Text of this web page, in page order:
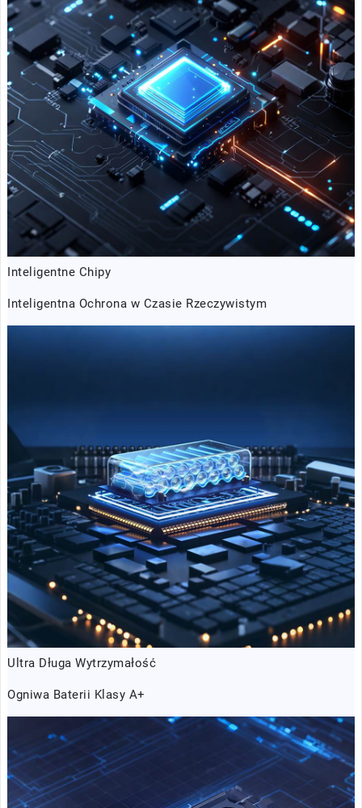
Inteligentne Chipy
Inteligentna Ochrona w Czasie Rzeczywistym
Ultra Długa Wytrzymałość
Ogniwa Baterii Klasy A+